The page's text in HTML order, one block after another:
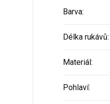
Barva:
Délka rukávů:
Materiál:
Pohlaví: